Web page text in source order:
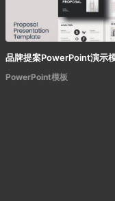
品牌提案PowerPoint演示
PowerPoint模板